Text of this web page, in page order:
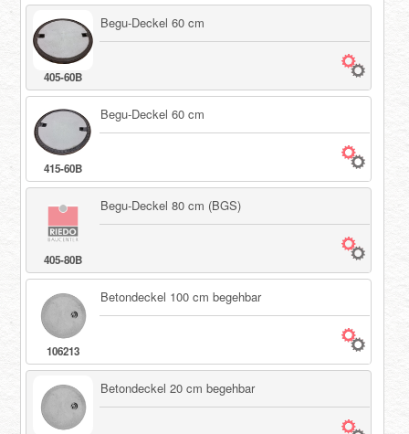
405-60B
Begu-Deckel 60 cm
415-60B
Begu-Deckel 60 cm
405-80B
Begu-Deckel 80 cm (BGS)
106213
Betondeckel 100 cm begehbar
Betondeckel 20 cm begehbar